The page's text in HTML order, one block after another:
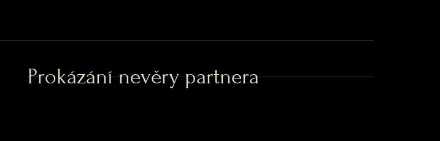
Prokázání nevěry partnera